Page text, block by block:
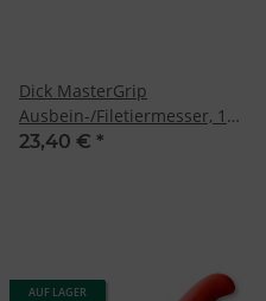
Dick MasterGrip
Ausbein-/Filetiermesser, 18
cm
23,40 € *
AUF LAGER